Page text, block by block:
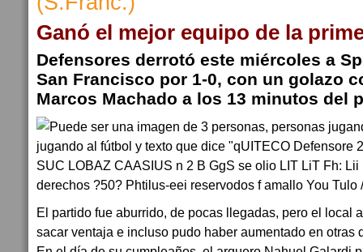
Ganó el mejor equipo de la
Defensores derrotó este miércoles a
San Francisco por 1-0, con un golazo
Marcos Machado a los 13 minutos del
El partido fue aburrido, de pocas llegadas, pero el local
sacar ventaja e incluso pudo haber aumentado en otras